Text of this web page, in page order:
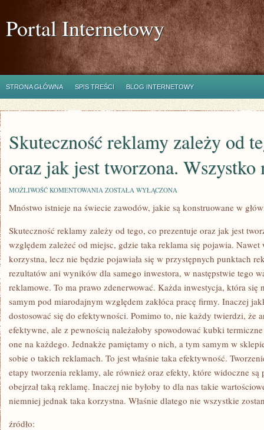
Portal Internetowy
STRONA GŁÓWNA SPIS TREŚCI BLOG INTERNETOWY
Skuteczność reklamy zależy od
oraz jak jest tworzona. Wszystko
MOŻLIWOŚĆ KOMENTOWANIA SKUTECZNOŚĆ
ZALEŻY
CO
OPISUJE
ORAZ
JAK
JEST
TWORZONA.
WSZYSTKO
PRAWO
ZOSTAŁA WYŁĄCZONA
Mnóstwo istnieje na świecie zawodów, jakie są konstruowane w
Skuteczność reklamy zależy od tego, co prezentuje oraz jak jest
względem zależeć od miejsc, gdzie taka reklama się pojawia.
korzystna, lecz nie będzie pojawiała się w przystępnych punktach
rezultatów ani wyników dla samego inwestora, w następstwie tego
reklamowe. To ma prawo zdenerwować. Każda inwestycja, która się
samym pod miarodajnym względem zakłóca pracę firmy. Inaczej
dostosować się do efektywności. Pomimo to, nie każdy twierdzi, że
efektywne, ale z pewnością należałoby spowodować kubki
one na każdego. Jednakże pamiętamy o nich, a tym samym w
sobie o takich reklamach. To jest właśnie taka efektywność.
etapy tworzenia reklamy, ale również oraz efekty, które widoczne
obejrzał taką reklamę. Inaczej nie byłoby to dla nas takie
niemniej jednak taka korzystna. Właśnie dlatego nie wszystkie
źródło: